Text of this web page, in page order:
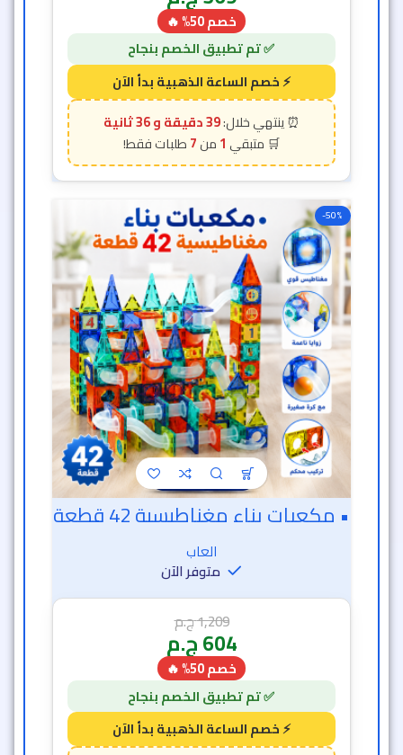
خصم 50% 🔥
39 دقيقة و 34 ثانية
1
7
-50%
• مكعبات بناء مغناطيسية 42 قطعة
العاب
متوفر الآن
1,209ج.م
604ج.م
خصم 50% 🔥